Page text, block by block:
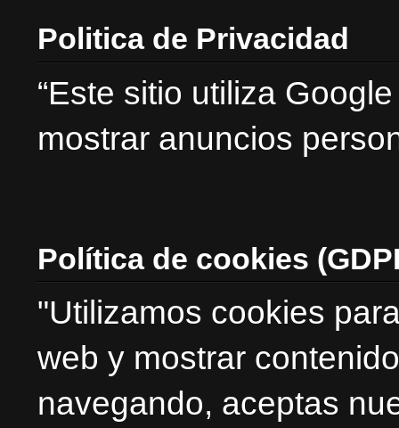
Politica de Privacidad
“Este sitio utiliza
mostrar anuncios
Política de cookies
"Utilizamos cookies
web y mostrar
navegando, aceptas